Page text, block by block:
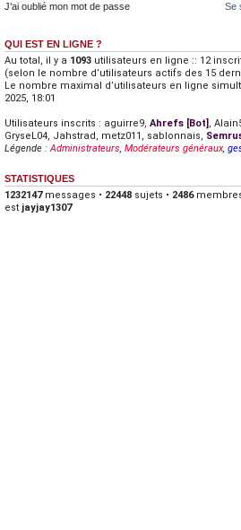
J’ai oublié mon mot de passe
Se
QUI EST EN LIGNE ?
Au total, il y a 1093 utilisateurs en ligne :: 12
(selon le nombre d’utilisateurs actifs des 15
Le nombre maximal d’utilisateurs en ligne
2025, 18:01
Utilisateurs inscrits : aguirre9, Ahrefs [Bot] ,
GryseL04, Jahstrad, metz011 , sablonnais,
Légende :Administrateurs, Modérateurs généraux,
STATISTIQUES
1232147messages • 22448 sujets • 2486
est jayjay1307